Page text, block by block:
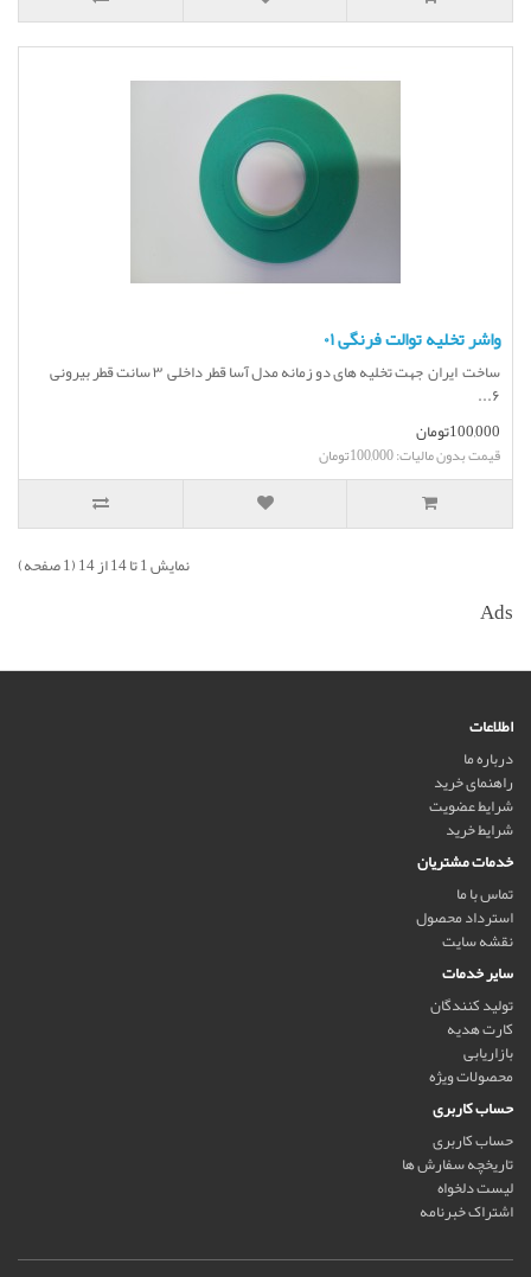
واشر تخلیه توالت فرنگی ۰۱
ساخت ایران جهت تخلیه های دو زمانه مدل آسا قطر داخلی ۳ سانت قطر بیرونی
۶...
100,000تومان
قیمت بدون مالیات: 100,000تومان
نمایش 1 تا 14 از 14 (1 صفحه)
Ads
اطلاعات
درباره ما
راهنمای خرید
شرایط عضویت
شرایط خرید
خدمات مشتریان
تماس با ما
استرداد محصول
نقشه سایت
سایر خدمات
تولید کنندگان
کارت هدیه
بازاریابی
محصولات ویژه
حساب کاربری
حساب کاربری
تاریخچه سفارش ها
لیست دلخواه
اشتراک خبرنامه